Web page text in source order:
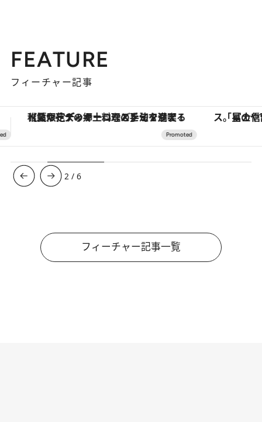
FEATURE
フィーチャー記事
「星のや富士」でデジタルデトックス。冨士信仰の歴史を辿り、心身を調える。 【銀座で出合う最旬美容】美髪ケアや上質
3 /6
フィーチャー記事一覧